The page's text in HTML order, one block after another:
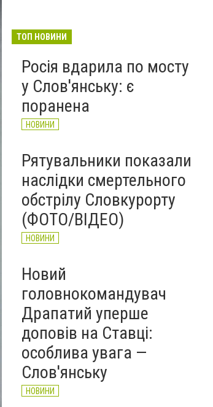
Донецькоблгаз припиняє
районів
НОВИНИ
ТОП НОВИНИ
Росія вдарила по мосту
у Слов'янську: є
поранена
НОВИНИ
Рятувальники показали
наслідки смертельного
обстрілу Словкурорту
(ФОТО/ВІДЕО)
НОВИНИ
Новий
головнокомандувач
Драпатий уперше
доповів на Ставці:
особлива увага —
Слов'янську
НОВИНИ